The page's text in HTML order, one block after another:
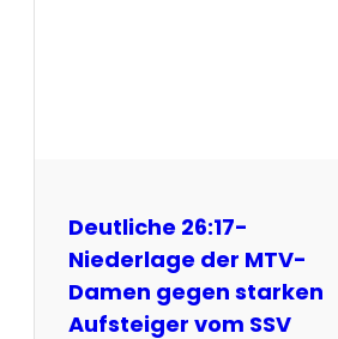
Deutliche 26:17-
Niederlage der MTV-
Damen gegen starken
Aufsteiger vom SSV